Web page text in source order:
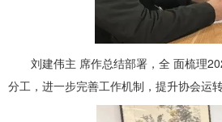
刘建伟主 席作总结部署，全 面梳理
分工，进一步完善工作机制，提升协会运转